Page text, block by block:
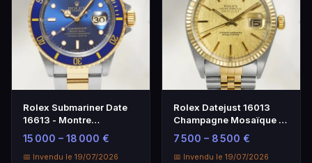
Rolex Submariner Date
16613 - Montre
automatique en acier
15 000 – 18 000 €
📅 Invendu le 19/07/2026
Rolex Datejust 16013
Champagne Mosaïque -
Montre de Luxe
7 500 – 8 500 €
📅 Invendu le 19/07/2026